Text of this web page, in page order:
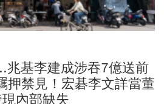
兆基李建成涉吞7億送前
押禁見！宏碁李文詳當董
內部缺失